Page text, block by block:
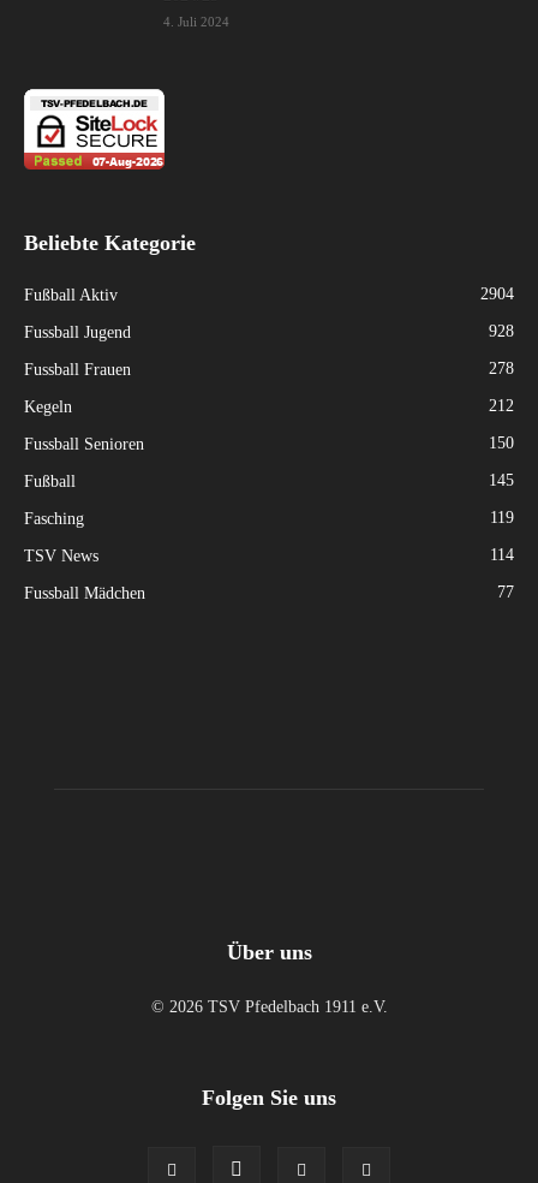
4. Juli 2024
Beliebte Kategorie
Fußball Aktiv 2904
Fussball Jugend 928
Fussball Frauen 278
Kegeln 212
Fussball Senioren 150
Fußball 145
Fasching 119
TSV News 114
Fussball Mädchen 77
Über uns
© 2026 TSV Pfedelbach 1911 e.V.
Folgen Sie uns